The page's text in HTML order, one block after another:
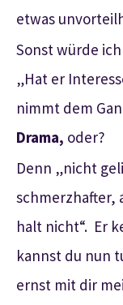
etwas
Sonst würde
„Hat er
nimmt dem
Drama, oder?
Denn „nicht
schmerzhafter,
halt nicht“. Er
kannst du nun
ernst mit dir